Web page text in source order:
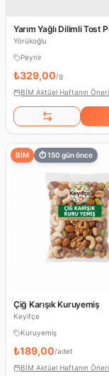
Yarım Yağlı Dilimli Tost
Yörükoğlu
Peynir
₺329,00/g
BİM Aktüel Haftanın
BİM ⏱150 gün önce
Çiğ Karışık Kuruyemiş
Keyifçe
Kuruyemiş
₺189,00/adet
BİM Aktüel Haftanın